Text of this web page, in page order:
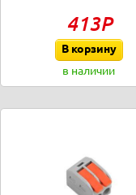
413Р
В корзину
в наличии